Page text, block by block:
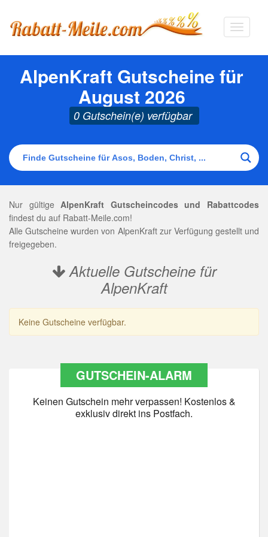
AlpenKraft Gutscheine für
August 2026
0 Gutschein(e) verfügbar
Nur gültigeAlpenKraft Gutscheincodes und Rabattcodes
findest du auf Rabatt-Meile.com!
Alle Gutscheine wurden von AlpenKraft zur Verfügung gestellt und
freigegeben.
Aktuelle Gutscheine für
AlpenKraft
Keine Gutscheine verfügbar.
GUTSCHEIN-ALARM
Keinen Gutschein mehr verpassen! Kostenlos &
exklusiv direkt ins Postfach.